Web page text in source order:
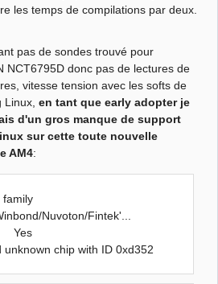
les temps de compilations par deux.
pas de sondes trouvé pour
NCT6795D donc pas de lectures de
vitesse tension avec les softs de
Linux, en tant que early adopter je
d'un gros manque de support
sur cette toute nouvelle
AM4:
family
Nuvoton/Fintek'...
unknown chip with ID 0xd352